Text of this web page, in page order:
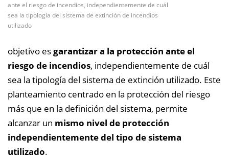
ante el riesgo de incendios, independientemente de cuál
sea la tipología del sistema de extinción de incendios
utilizado
objetivo esgarantizar a la protección ante el
riesgo de incendios, independientemente de cuál
sea la tipología del sistema de extinción utilizado. Este
planteamiento centrado en la protección del riesgo
más que en la definición del sistema, permite
alcanzar un mismo nivel de protección
independientemente del tipo de sistema
utilizado.